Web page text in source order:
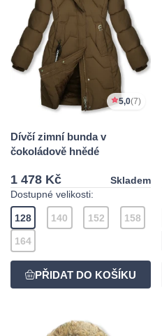
5,0(7)
Dívčí zimní bunda v
čokoládově hnědé
1 478 Kč
Skladem
Dostupné velikosti:
128 140 152 158
164